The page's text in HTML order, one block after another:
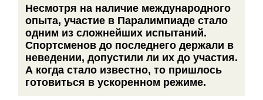
Несмотря на наличие международного
опыта, участие в Паралимпиаде стало
одним из сложнейших испытаний.
Спортсменов до последнего держали в
неведении, допустили ли их до участия.
А когда стало известно, то пришлось
готовиться в ускоренном режиме.